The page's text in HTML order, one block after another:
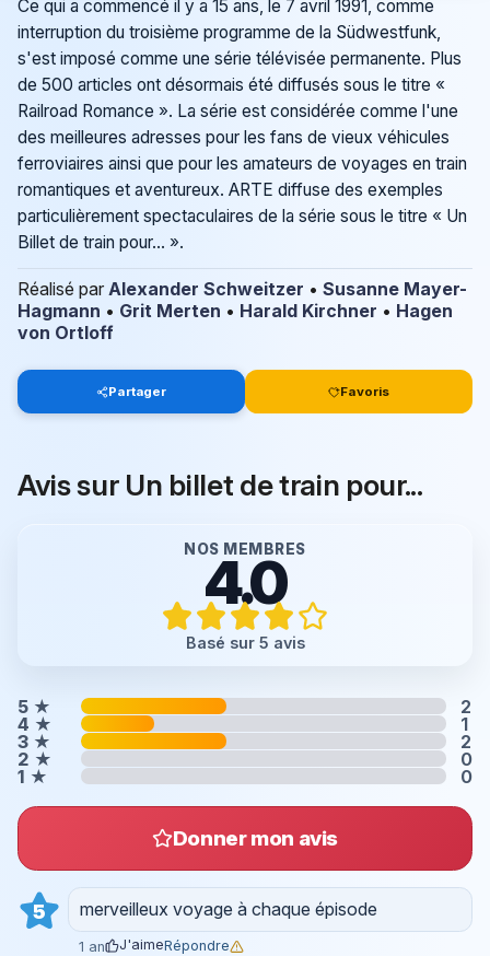
Ce qui a commencé il y a 15 ans, le 7 avril 1991, comme
interruption du troisième programme de la Südwestfunk,
s'est imposé comme une série télévisée permanente. Plus
de 500 articles ont désormais été diffusés sous le titre «
Railroad Romance ». La série est considérée comme l'une
des meilleures adresses pour les fans de vieux véhicules
ferroviaires ainsi que pour les amateurs de voyages en train
romantiques et aventureux. ARTE diffuse des exemples
particulièrement spectaculaires de la série sous le titre « Un
Billet de train pour… ».
Réalisé par Alexander Schweitzer • Susanne Mayer-
Hagmann • Grit Merten • Harald Kirchner • Hagen
von Ortloff
Partager Favoris
Avis sur Un billet de train pour...
NOS MEMBRES
4.0
Basé sur 5 avis
5 ★
2
4 ★
1
3 ★
2
2 ★
0
1 ★ 0
Donner mon avis
5 merveilleux voyage à chaque épisode
1 an J'aimeRépondre